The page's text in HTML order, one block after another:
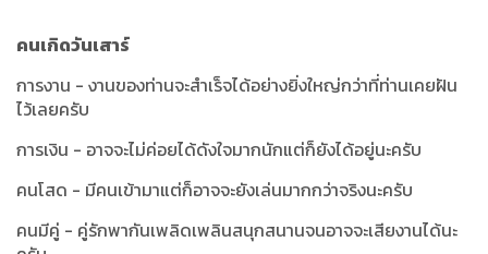
คนเกิดวันเสาร์
การงาน - งานของท่านจะสำเร็จได้อย่างยิ่งใหญ่กว่าที่ท่านเคยฝัน
ไว้เลยครับ
การเงิน - อาจจะไม่ค่อยได้ดังใจมากนักแต่ก็ยังได้อยู่นะครับ
คนโสด - มีคนเข้ามาแต่ก็อาจจะยังเล่นมากกว่าจริงนะครับ
คนมีคู่ - คู่รักพากันเพลิดเพลินสนุกสนานจนอาจจะเสียงานได้นะ